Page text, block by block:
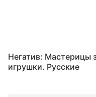
Негатив: Мастерицы
игрушки. Русские